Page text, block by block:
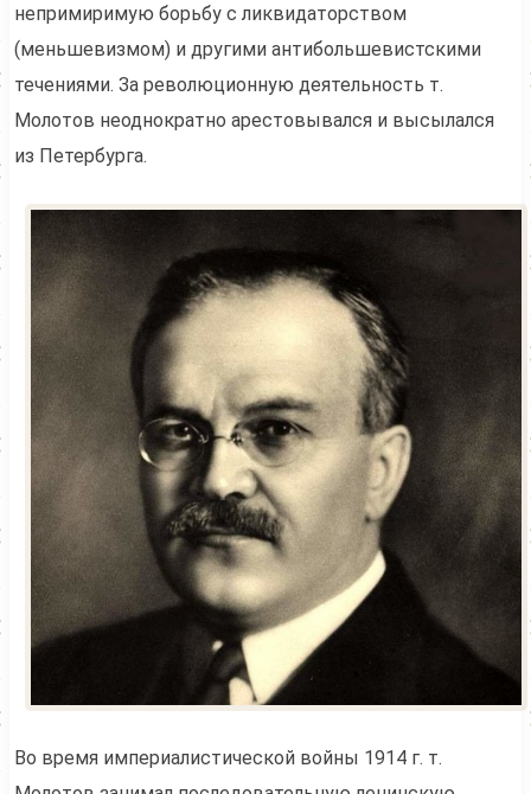
непримиримую борьбу с ликвидаторством
(меньшевизмом) и другими антибольшевистскими
течениями. За революционную деятельность т.
Молотов неоднократно арестовывался и высылался
из Петербурга.
Во время империалистической войны 1914 г. т.